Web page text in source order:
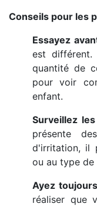
Conseils pour les
Essayez
est différent.
quantité de
pour voir
enfant.
Surveillez
présente
d'irritation, il
ou au type de
Ayez
réaliser que